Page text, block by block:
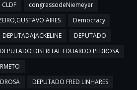
CLDF
congressodeNiemeyer
AIRES
Democracy
DEPUTADAJACKELINE
DEPUTADO
DEPUTADO DISTRITAL EDUARDO PEDROSA
DEPUTADO FRED LINHARES